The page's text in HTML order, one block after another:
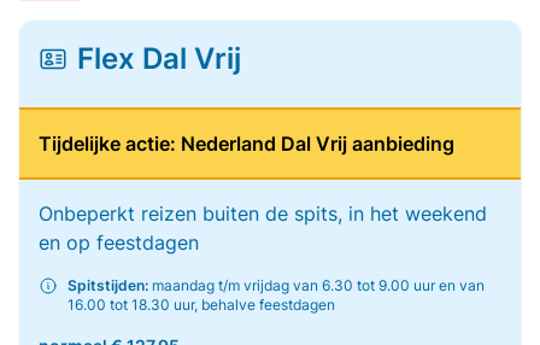
Flex Dal Vrij
Tijdelijke actie: Nederland Dal Vrij aanbieding
Onbeperkt reizen buiten de spits, in het weekend
en op feestdagen
Spitstijden: maandag t/m vrijdag van 6.30 tot 9.00 uur en van
16.00 tot 18.30 uur, behalve feestdagen